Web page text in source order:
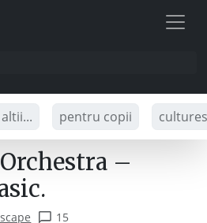
pentru copii
–
15